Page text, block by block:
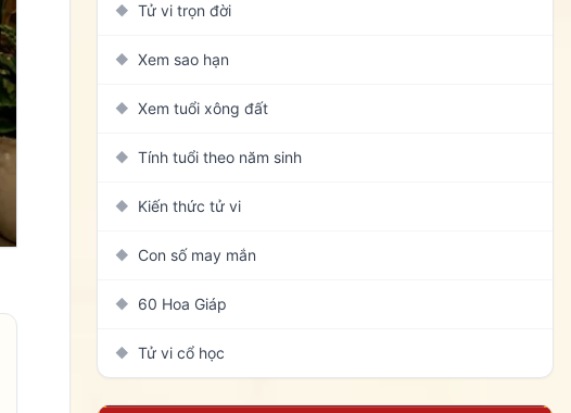
◆ Tử vi trọn đời
◆ Xem sao hạn
◆ Xem tuổi xông đất
◆ Tính tuổi theo năm sinh
◆ Kiến thức tử vi
◆ Con số may mắn
◆ 60 Hoa Giáp
◆ Tử vi cổ học